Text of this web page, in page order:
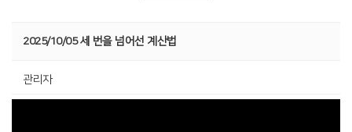
2025/10/05 세 번을 넘어선 계산법
관리자